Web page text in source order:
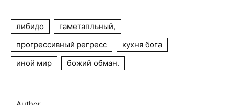
либидо
гаметапльный,
прогрессивный регресс
кухня бога
иной мир
божий обман.